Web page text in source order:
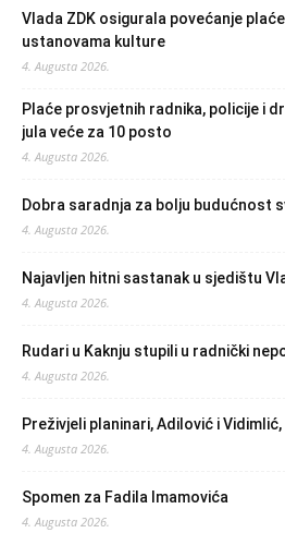
Vlada ZDK osigurala povećanje
ustanovama kulture
4. Augusta 2026.
Plaće prosvjetnih radnika, policije i
jula veće za 10 posto
4. Augusta 2026.
Dobra saradnja za bolju budućnost
4. Augusta 2026.
Najavljen hitni sastanak u sjedištu
4. Augusta 2026.
Rudari u Kaknju stupili u radnički
4. Augusta 2026.
Preživjeli planinari, Adilović i
4. Augusta 2026.
Spomen za Fadila Imamovića
4. Augusta 2026.